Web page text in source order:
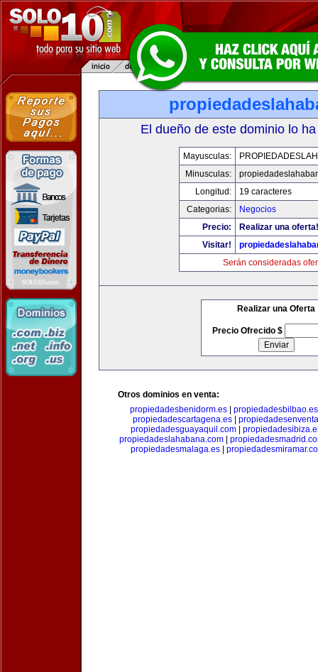
El dueño de este dominio lo
Mayusculas:
Minusculas:
Longitud:
19 caracteres
Categorias:
Negocios
Precio:
Realizar una oferta!
Visitar!
Serán consideradas
Realizar una Oferta
Precio Ofrecido $
Otros dominios en venta:
propiedadesbenidorm.es
propiedadesbilbao.es
propiedadescartagena.es|
propiedadesguayaquil.com
propiedadeslahabana.com|
propiedadesmalaga.es|